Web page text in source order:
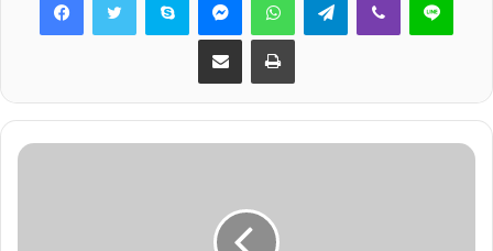
Share via Email Print